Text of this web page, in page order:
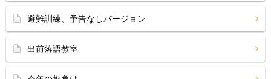
避難訓練、予告なしバージョン
出前落語教室